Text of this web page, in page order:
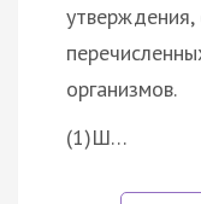
организмов.
(1)Ш…